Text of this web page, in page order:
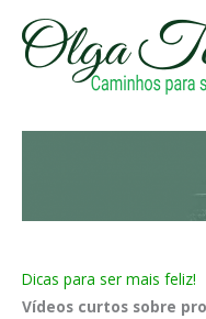
para
Dicas para ser mais feliz!
Vídeos curtos sobre